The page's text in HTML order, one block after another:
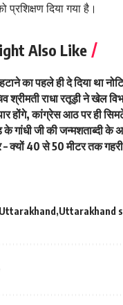
प्रशिक्षण दिया गया है।
Also Like
का पहले ही दे दिया था
श्रीमती राधा रतूड़ी ने खेल
होंगे, कांग्रेस आठ पर ही
के गांधी जी की जन्मशताब्दी के
– क्यों 40 से 50 मीटर तक
Uttarakhand Uttarakhand